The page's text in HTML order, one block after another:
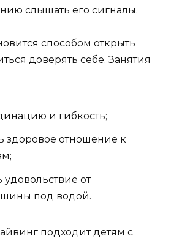
слышать его сигналы.
способом открыть
доверять себе. Занятия
и гибкость;
здоровое отношение к
удовольствие от
под водой.
подходит детям с